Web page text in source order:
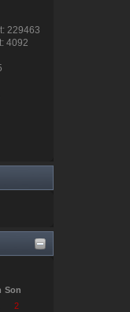
229463
4092
Son
2